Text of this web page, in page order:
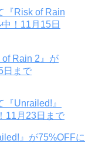
of Rain 2』が
日まで
』が75%OFFに